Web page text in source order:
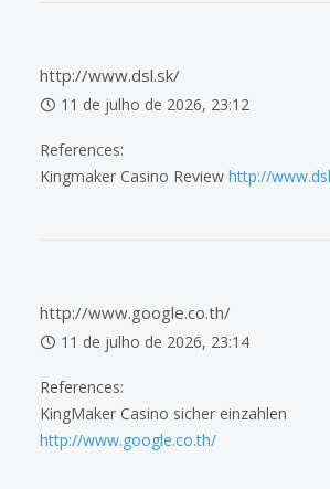
http://www.dsl.sk/
11 de julho de 2026, 23:12
References:
Kingmaker Casino Review http://
http://www.google.co.th/
11 de julho de 2026, 23:14
References:
KingMaker Casino sicher einzahlen
http://www.google.co.th/